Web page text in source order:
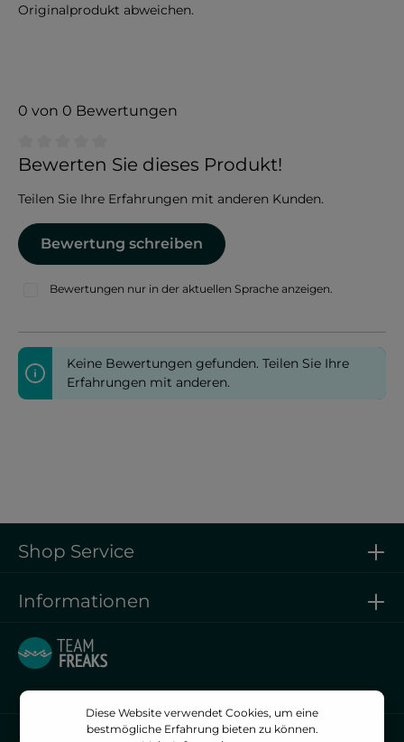
Originalprodukt abweichen.
0 von 0 Bewertungen
Durchschnittliche Bewertung von 0 von 5 Sternen
Bewerten Sie dieses Produkt!
Teilen Sie Ihre Erfahrungen mit anderen Kunden.
Bewertung schreiben
Bewertungen nur in der aktuellen Sprache anzeigen.
Keine Bewertungen gefunden. Teilen Sie Ihre
Erfahrungen mit anderen.
Shop Service
Informationen
Diese Website verwendet Cookies, um eine
bestmögliche Erfahrung bieten zu können.